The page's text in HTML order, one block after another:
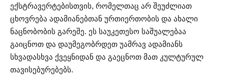
ექსტრავერტებისთვის, რომელთაც არ შეუძლიათ
ცხოვრება ადამიანებთან ურთიერთობის და ახალი
ნაცნობობის გარეშე. ეს საუკეთესო საშუალებაა
გაიცნოთ და დაუმეგობრდეთ უამრავ ადამიანს
სხვადასხვა ქვეყნიდან და გაეცნოთ მათ კულტურულ
თავისებურებებს.